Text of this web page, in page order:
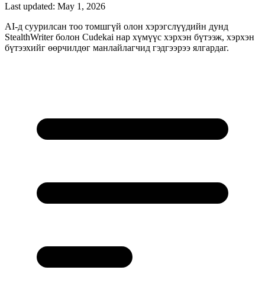
Last updated: May 1, 2026
AI-д суурилсан тоо томшгүй олон хэрэгслүүдийн дунд
StealthWriter болон Cudekai нар хүмүүс хэрхэн бүтээж, хэрхэн
бүтээхийг өөрчилдөг манлайлагчид гэдгээрээ ялгардаг.